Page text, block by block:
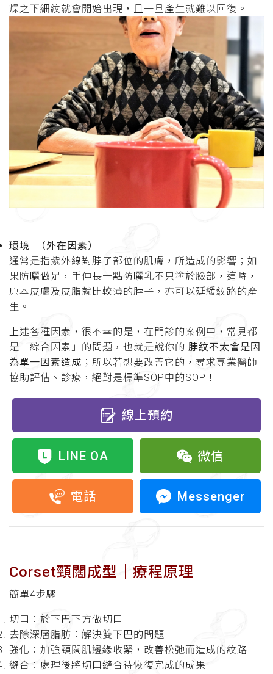
燥之下細紋就會開始出現，且一旦產生就難以回復。
環境 （外在因素）
通常是指紫外線對脖子部位的肌膚，所造成的影響；如
果防曬做足，手伸長一點防曬乳不只塗於臉部，這時，
原本皮膚及皮脂就比較薄的脖子，亦可以延緩紋路的產
生。
上述各種因素，很不幸的是，在門診的案例中，常見都
是「綜合因素」的問題，也就是說你的 脖紋不太會是因
為單一因素造成 ；所以若想要改善它的，尋求專業醫師
協助評估、診療，絕對是標準SOP中的SOP！
線上預約
LINE OA 微信
電話 Messenger
Corset頸闊成型│療程原理
簡單4步驟
切口：於下巴下方做切口
去除深層脂肪：解決雙下巴的問題
強化：加強頸闊肌邊緣收緊，改善松弛而造成的紋路
縫合：處理後將切口縫合待恢復完成的成果